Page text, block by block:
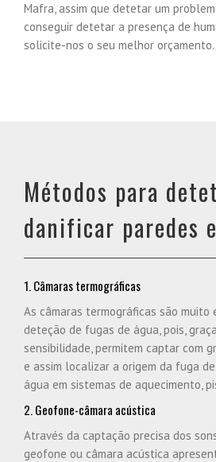
Mafra, assim que detetar um
conseguir detetar a presença de
solicite-nos o seu melhor orçamento.
Métodos para
danificar paredes
1. Câmaras termográficas
As câmaras termográficas são
deteção de fugas de água, pois,
sensibilidade, permitem captar com
e assim localizar a origem da fuga
água em sistemas de aquecimento,
2. Geofone-câmara acústica
Através da captação precisa dos
geofone ou câmara acústica